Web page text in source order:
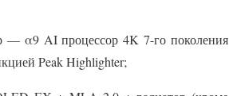
— α9 AI процессор 4K 7-го поколения
Peak Highlighter;